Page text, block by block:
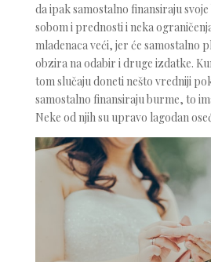
da ipak samostalno finansiraju
sobom i prednosti i neka
mladenaca veći, jer će samostalno
obzira na odabir i druge izdatke.
tom slučaju doneti nešto vredniji
samostalno finansiraju burme, to
Neke od njih su upravo lagodan